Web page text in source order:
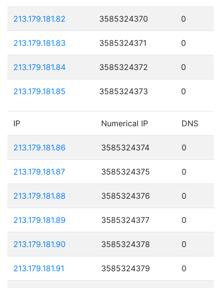
213.179.181.82 3585324370 0
213.179.181.83 3585324371 0
213.179.181.84 3585324372 0
213.179.181.85 3585324373 0
IP Numerical IP DNS
213.179.181.86 3585324374 0
213.179.181.87 3585324375 0
213.179.181.88 3585324376 0
213.179.181.89 3585324377 0
213.179.181.90 3585324378 0
213.179.181.91 3585324379 0